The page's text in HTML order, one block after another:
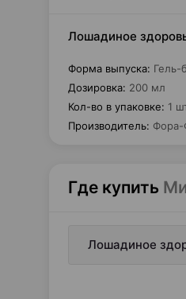
Лошадиное
Форма выпуска: Гель-
Дозировка: 200 мл
Кол-во в упаковке: 1
Производитель:
Где купить
Лошадиное